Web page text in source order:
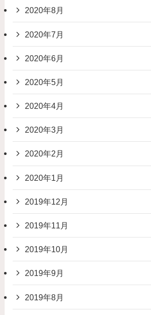
2020年8月
2020年7月
2020年6月
2020年5月
2020年4月
2020年3月
2020年2月
2020年1月
2019年12月
2019年11月
2019年10月
2019年9月
2019年8月